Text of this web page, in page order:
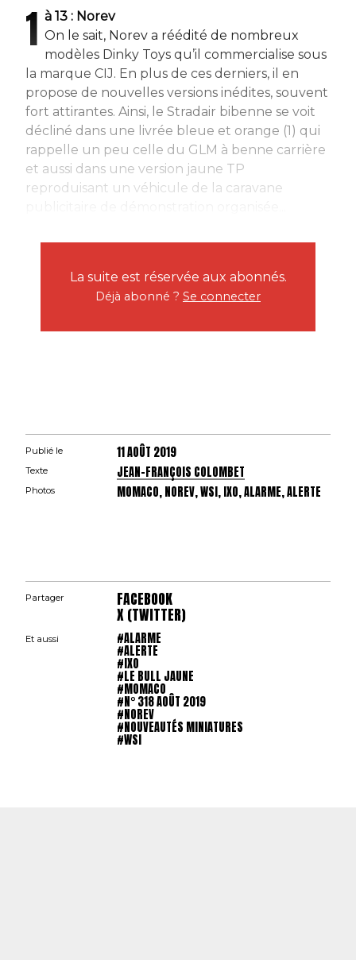
1 à 13 : Norev
On le sait, Norev a réédité de nombreux
modèles Dinky Toys qu’il commercialise sous
la marque CIJ. En plus de ces derniers, il en
propose de nouvelles versions inédites, souvent
fort attirantes. Ainsi, le Stradair bibenne se voit
décliné dans une livrée bleue et orange (1) qui
rappelle un peu celle du GLM à benne carrière
et aussi dans une version jaune TP
reproduisant un véhicule de la caravane
La suite est réservée aux abonnés.
Déjà abonné ? Se connecter
Publié le 11 AOÛT 2019
Texte JEAN-FRANÇOIS COLOMBET
Photos MOMACO, NOREV, WSI, IXO, ALARME, ALERTE
Partager FACEBOOK
X (TWITTER)
Et aussi #ALARME
#ALERTE
#IXO
#LE BULL JAUNE
#MOMACO
#N° 318 AOÛT 2019
#NOREV
#NOUVEAUTÉS MINIATURES
#WSI